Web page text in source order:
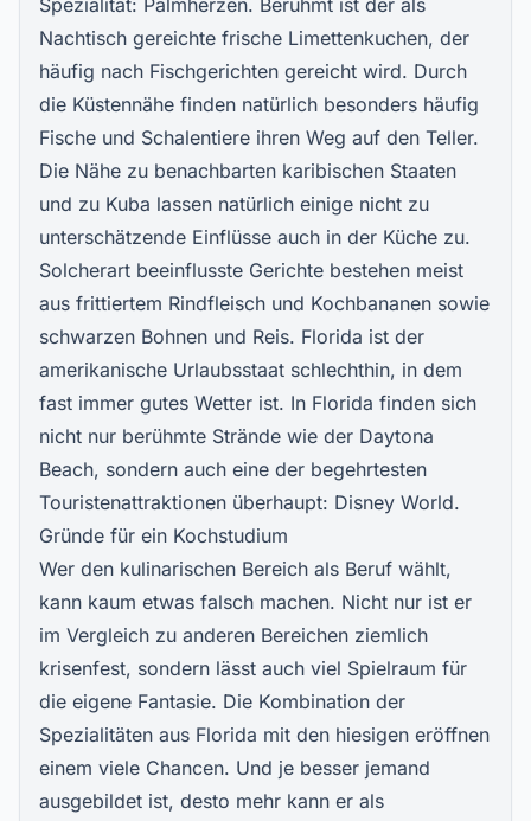
Spezialität: Palmherzen. Berühmt ist der als
Nachtisch gereichte frische Limettenkuchen, der
häufig nach Fischgerichten gereicht wird. Durch
die Küstennähe finden natürlich besonders häufig
Fische und Schalentiere ihren Weg auf den Teller.
Die Nähe zu benachbarten karibischen Staaten
und zu Kuba lassen natürlich einige nicht zu
unterschätzende Einflüsse auch in der Küche zu.
Solcherart beeinflusste Gerichte bestehen meist
aus frittiertem Rindfleisch und Kochbananen sowie
schwarzen Bohnen und Reis. Florida ist der
amerikanische Urlaubsstaat schlechthin, in dem
fast immer gutes Wetter ist. In Florida finden sich
nicht nur berühmte Strände wie der Daytona
Beach, sondern auch eine der begehrtesten
Touristenattraktionen überhaupt: Disney World.
Gründe für ein Kochstudium
Wer den kulinarischen Bereich als Beruf wählt,
kann kaum etwas falsch machen. Nicht nur ist er
im Vergleich zu anderen Bereichen ziemlich
krisenfest, sondern lässt auch viel Spielraum für
die eigene Fantasie. Die Kombination der
Spezialitäten aus Florida mit den hiesigen eröffnen
einem viele Chancen. Und je besser jemand
ausgebildet ist, desto mehr kann er als